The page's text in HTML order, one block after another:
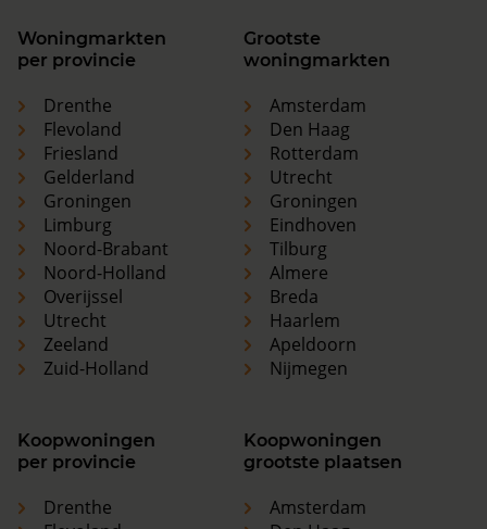
Woningmarkten
per provincie
Drenthe
Flevoland
Friesland
Gelderland
Groningen
Limburg
Noord-Brabant
Noord-Holland
Overijssel
Utrecht
Zeeland
Zuid-Holland
Grootste
woningmarkten
Amsterdam
Den Haag
Rotterdam
Utrecht
Groningen
Eindhoven
Tilburg
Almere
Breda
Haarlem
Apeldoorn
Nijmegen
Koopwoningen
per provincie
Drenthe
Koopwoningen
grootste plaatsen
Amsterdam